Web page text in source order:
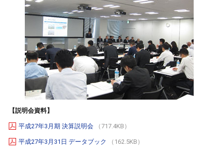
【説明会資料】
平成27年3月期 決算説明会 （717.4KB）
平成27年3月31日 データブック （162.5KB）